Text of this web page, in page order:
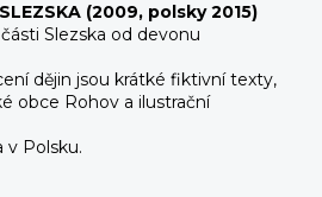
(2009, polsky 2015)
Slezska od devonu
dějin jsou krátké fiktivní texty,
obce Rohov a ilustrační
v Polsku.